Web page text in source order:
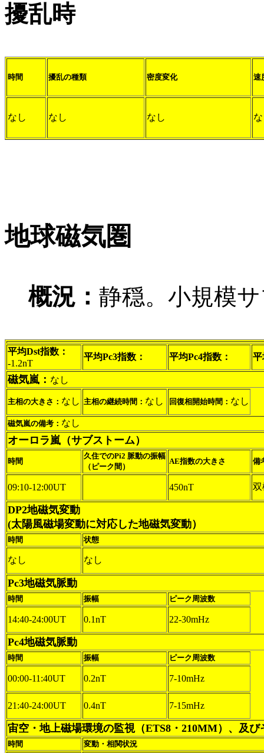
擾乱時
時間 擾乱の種類 密度変化 速
なし なし なし
地球磁気圏
概況： 静穏。小規模
平均Dst指数：
-1.2nT
平均Pc3指数： 平均Pc4指数： 平
磁気嵐： なし
主相の大きさ： なし 主相の継続時間： なし 回復相開始時間： なし
磁気嵐の備考： なし
オーロラ嵐（サブストーム）
時間
久住でのPi2 脈動の振幅
（ピーク間）
AE指数の大きさ 備
09:10-12:00UT 450nT 双
DP2地磁気変動
(太陽風磁場変動に対応した地磁気変動）
時間 状態
なし なし
Pc3地磁気脈動
時間 振幅 ピーク周波数
14:40-24:00UT 0.1nT 22-30mHz
Pc4地磁気脈動
時間 振幅 ピーク周波数
00:00-11:40UT 0.2nT 7-10mHz
21:40-24:00UT 0.4nT 7-15mHz
宙空・地上磁場環境の監視（ETS8・210MM）、及び
時間 変動・相関状況